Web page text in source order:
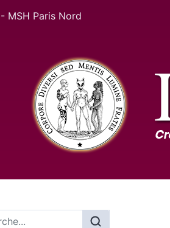
MSH Paris Nord
principal